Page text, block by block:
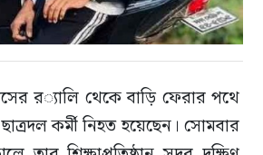
ফেরার পথে
কর্মী নিহত হয়েছেন। সোমবার